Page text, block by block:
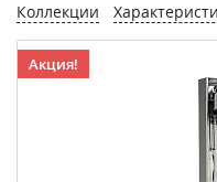
Коллекции
Акция!